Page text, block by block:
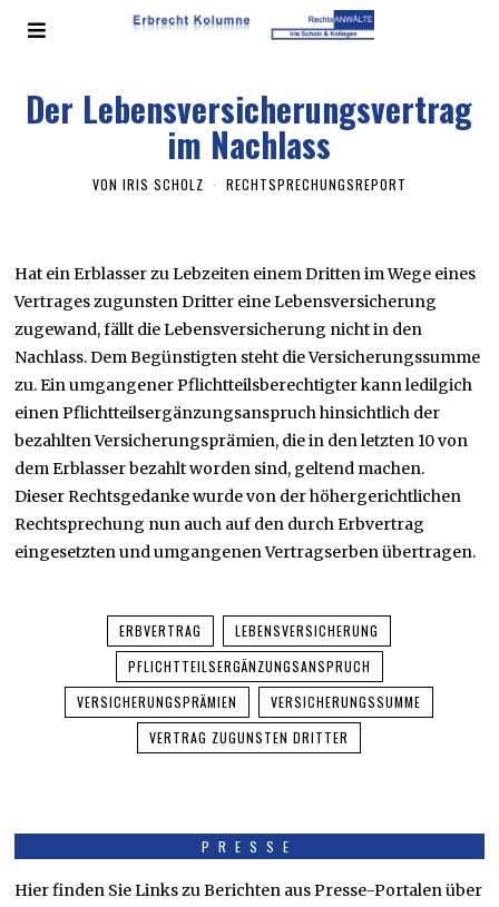
Der Lebensversicherungsvertrag
im Nachlass
VON IRIS SCHOLZ RECHTSPRECHUNGSREPORT
Hat ein Erblasser zu Lebzeiten einem Dritten im Wege eines
Vertrages zugunsten Dritter eine Lebensversicherung
zugewand, fällt die Lebensversicherung nicht in den
Nachlass. Dem Begünstigten steht die Versicherungssumme
zu. Ein umgangener Pflichtteilsberechtigter kann ledilgich
einen Pflichtteilsergänzungsanspruch hinsichtlich der
bezahlten Versicherungsprämien, die in den letzten 10 von
dem Erblasser bezahlt worden sind, geltend machen.
Dieser Rechtsgedanke wurde von der höhergerichtlichen
Rechtsprechung nun auch auf den durch Erbvertrag
eingesetzten und umgangenen Vertragserben übertragen.
ERBVERTRAG
LEBENSVERSICHERUNG
PFLICHTTEILSERGÄNZUNGSANSPRUCH
VERSICHERUNGSPRÄMIEN
VERSICHERUNGSSUMME
VERTRAG ZUGUNSTEN DRITTER
PRESSE
Hier finden Sie Links zu Berichten aus Presse-Portalen über